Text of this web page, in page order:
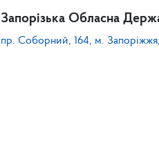
Запорізька Обласна
пр. Соборний, 164, м.